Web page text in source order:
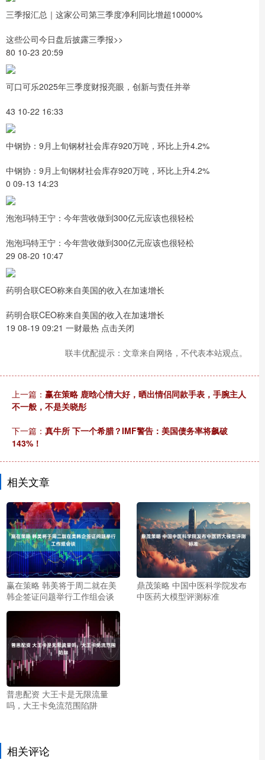
三季报汇总｜这家公司第三季度净利同比增超10000%
这些公司今日盘后披露三季报>>
80 10-23 20:59
可口可乐2025年三季度财报亮眼，创新与责任并举
43 10-22 16:33
中钢协：9月上旬钢材社会库存920万吨，环比上升4.2%
中钢协：9月上旬钢材社会库存920万吨，环比上升4.2%
0 09-13 14:23
泡泡玛特王宁：今年营收做到300亿元应该也很轻松
泡泡玛特王宁：今年营收做到300亿元应该也很轻松
29 08-20 10:47
药明合联CEO称来自美国的收入在加速增长
药明合联CEO称来自美国的收入在加速增长
19 08-19 09:21 一财最热 点击关闭
联丰优配提示：文章来自网络，不代表本站观点。
上一篇： 赢在策略 鹿晗心情大好，晒出情侣同款手表，手腕主人
不一般，不是关晓彤
下一篇： 真牛所 下一个希腊？IMF警告：美国债务率将飙破
143%！
相关文章
赢在策略 韩美将于周二就在美
韩企签证问题举行工作组会谈
鼎茂策略 中国中医科学院发布
中医药大模型评测标准
普患配资 大王卡是无限流量
吗，大王卡免流范围陷阱
相关评论